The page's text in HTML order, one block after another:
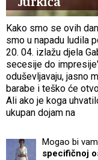
Kako smo se ovih
smo u napadu ludila
20. 04. izlažu djela
secesije do
oduševljavaju, jasno
barabe i teško će
Ali ako je koga
ukupan dojam na
Mogao bi
specifičnoj